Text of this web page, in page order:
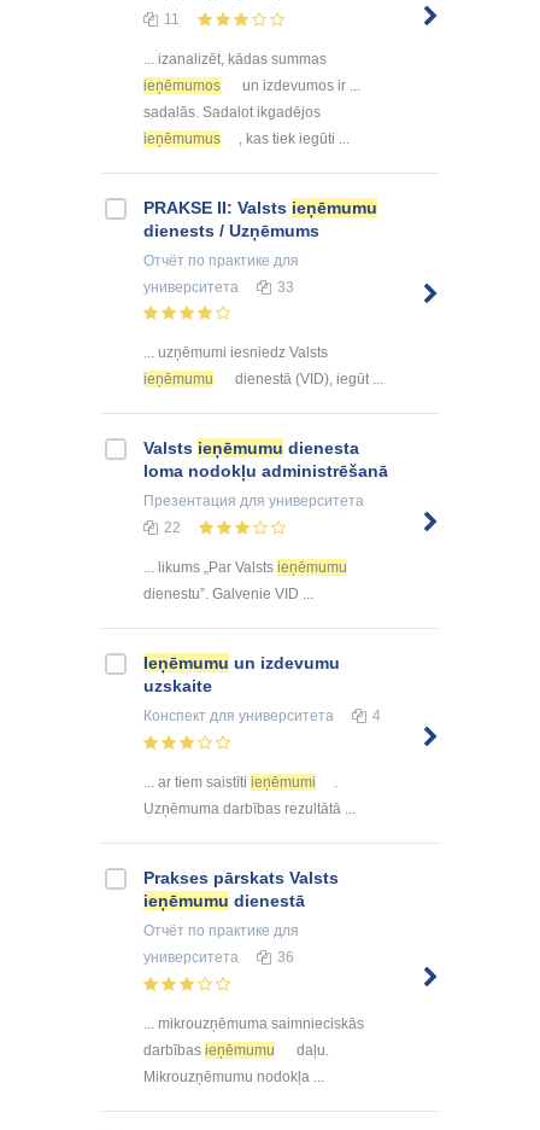
11
... izanalizēt, kādas summas
ieņēmumos
un izdevumos ir ...
sadalās. Sadalot ikgadējos
ieņēmumus
, kas tiek iegūti ...
PRAKSE II: Valsts ieņēmumu
dienests / Uzņēmums
Отчёт по практике для
университета
33
... uzņēmumi iesniedz Valsts
ieņēmumu
dienestā (VID), iegūt ...
Valsts ieņēmumu dienesta
loma nodokļu administrēšanā
Презентация для университета
22
... likums „Par Valsts ieņēmumu
dienestu”. Galvenie VID ...
Ieņēmumu un izdevumu
uzskaite
Конспект для университета 4
... ar tiem saistīti ieņēmumi
.
Uzņēmuma darbības rezultātā ...
Prakses pārskats Valsts
ieņēmumu dienestā
Отчёт по практике для
университета
36
... mikrouzņēmuma saimnieciskās
darbības ieņēmumu
daļu.
Mikrouzņēmumu nodokļa ...